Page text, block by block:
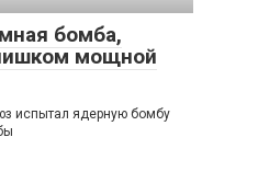
бомба,
мощной
испытал ядерную бомбу